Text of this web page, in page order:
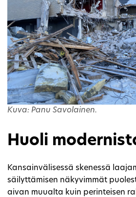
Kuva: Panu Savolainen.
Huoli
Kansainvälisessä skenessä
säilyttämisen näkyvimmät
aivan muualta kuin perinteisen